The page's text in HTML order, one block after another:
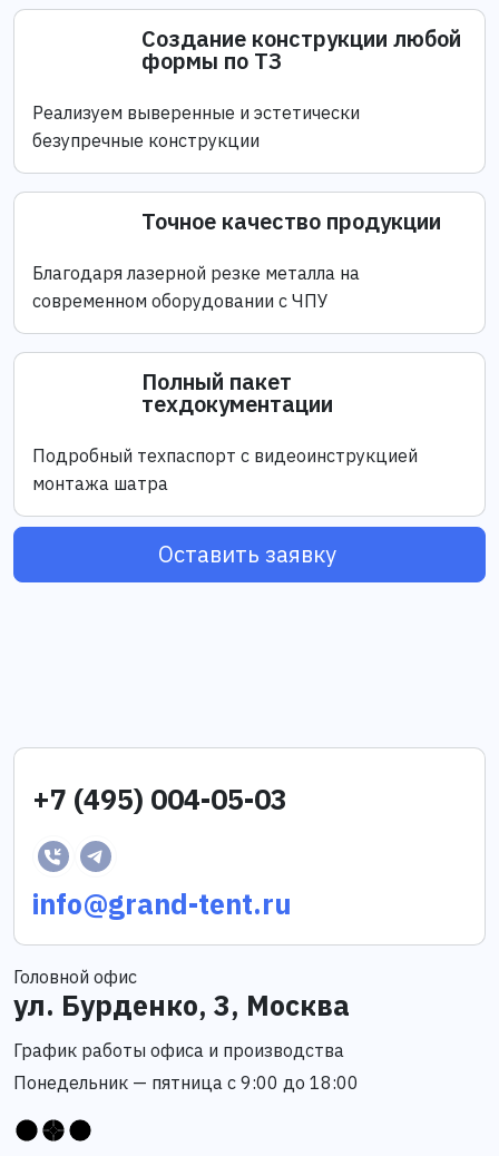
Создание конструкции любой
формы по ТЗ
Реализуем выверенные и эстетически
безупречные конструкции
Точное качество продукции
Благодаря лазерной резке металла на
современном оборудовании с ЧПУ
Полный пакет
техдокументации
Подробный техпаспорт с видеоинструкцией
монтажа шатра
Оставить заявку
+7 (495) 004-05-03
info@grand-tent.ru
Головной офис
ул. Бурденко, 3, Москва
График работы офиса и производства
Понедельник — пятница с 9:00 до 18:00